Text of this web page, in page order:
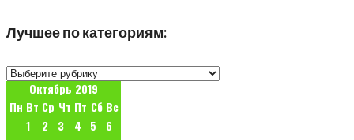
Лучшее по категориям:
Лучшее
категориям:
Октябрь 2019
Пн Вт Ср Чт Пт Сб Вс
1
2 3 4 5
6